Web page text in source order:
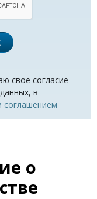
свое согласие
в
соглашением
о